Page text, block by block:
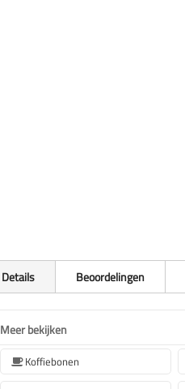
Details Beoordelingen
Meer bekijken
Koffiebonen